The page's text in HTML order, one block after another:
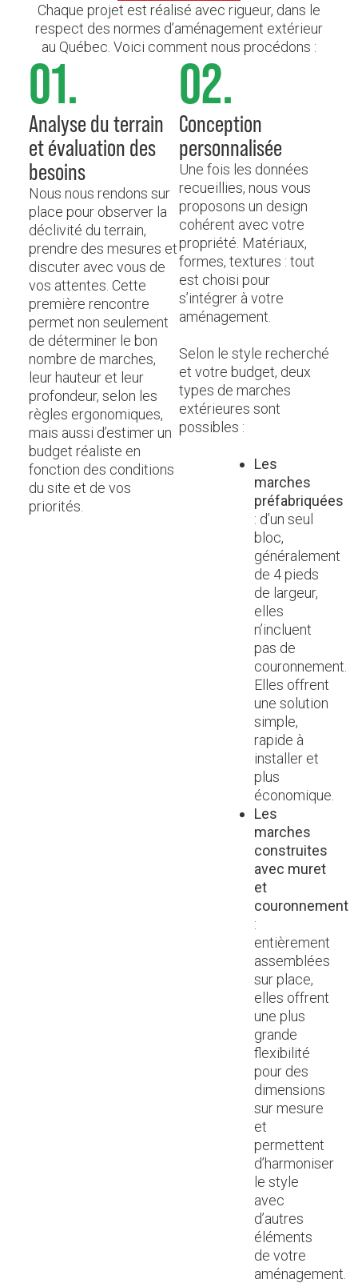
Chaque projet est réalisé avec rigueur, dans le
respect des normes d’aménagement extérieur
au Québec. Voici comment nous procédons :
01.
Analyse du terrain
et évaluation des
besoins
Nous nous rendons sur
place pour observer la
déclivité du terrain,
prendre des mesures et
discuter avec vous de
vos attentes. Cette
première rencontre
permet non seulement
de déterminer le bon
nombre de marches,
leur hauteur et leur
profondeur, selon les
règles ergonomiques,
mais aussi d’estimer un
budget réaliste en
fonction des conditions
du site et de vos
priorités.
02.
Conception
personnalisée
Une fois les données
recueillies, nous vous
proposons un design
cohérent avec votre
propriété. Matériaux,
formes, textures : tout
est choisi pour
s’intégrer à votre
aménagement.
Selon le style recherché
et votre budget, deux
types de marches
extérieures sont
possibles :
Les
marches
préfabriquées
: d’un seul
bloc,
généralement
de 4 pieds
de largeur,
elles
n’incluent
pas de
couronnement.
Elles offrent
une solution
simple,
rapide à
installer et
plus
économique.
Les
marches
construites
avec muret
et
couronnement
:
entièrement
assemblées
sur place,
elles offrent
une plus
grande
flexibilité
pour des
dimensions
sur mesure
et
permettent
d’harmoniser
le style
avec
d’autres
éléments
de votre
aménagement.